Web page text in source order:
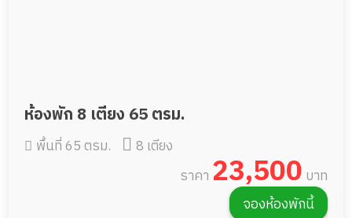
ห้องพัก 8 เตียง 65 ตรม.
พื้นที่ 65 ตรม.
8 เตียง
ราคา 23,500 บาท
จองห้องพักนี้